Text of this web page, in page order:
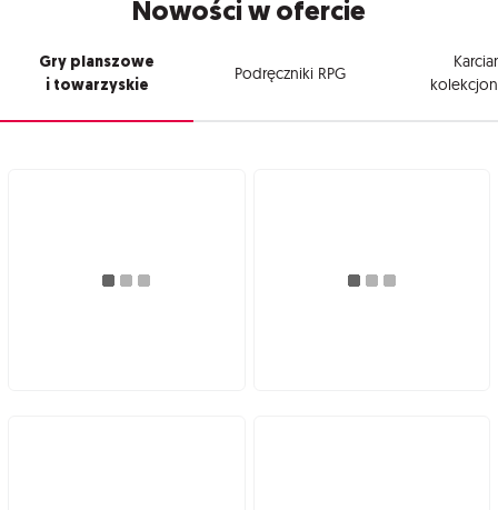
Nowości w ofercie
Gry planszowe
i towarzyskie
Podręczniki RPG